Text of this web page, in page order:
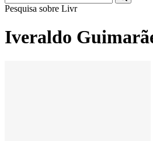
Pesquisa sobre Literatura
Iveraldo